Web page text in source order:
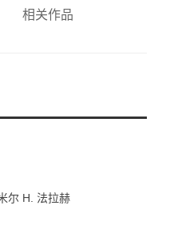
相关作品
尔 H. 法拉赫